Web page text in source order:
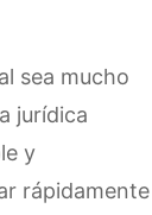
sea mucho
jurídica
y
rápidamente